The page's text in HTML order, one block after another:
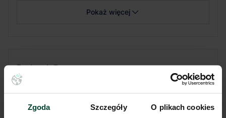
Zgoda Szczegóły O plikach cookies
Pokaż więcej
Budynek B